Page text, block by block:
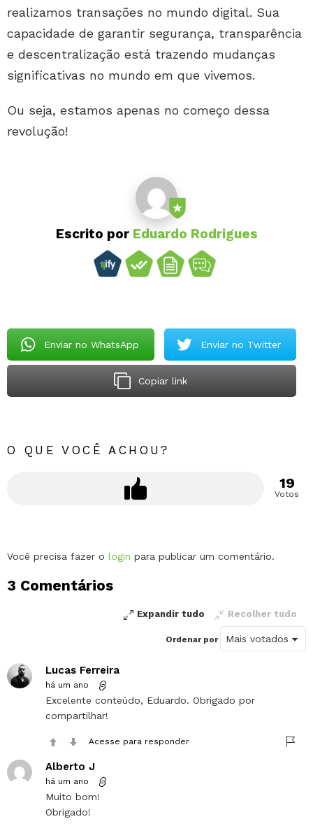
realizamos transações no mundo digital. Sua
capacidade de garantir segurança, transparência
e descentralização está trazendo mudanças
significativas no mundo em que vivemos.
Ou seja, estamos apenas no começo dessa
revolução!
Escrito por Eduardo Rodrigues
Enviar no WhatsApp Enviar no Twitter
Copiar link
O QUE VOCÊ ACHOU?
19
Votos
Deixe
comentário
Você precisa fazer o login para publicar um comentário.
3 Comentários
Expandir tudo Recolher tudo
Ordenar por
Lucas Ferreira
há um ano
Excelente conteúdo, Eduardo. Obrigado por
compartilhar!
Acesse para responder
Alberto J
há um ano
Muito bom!
Obrigado!